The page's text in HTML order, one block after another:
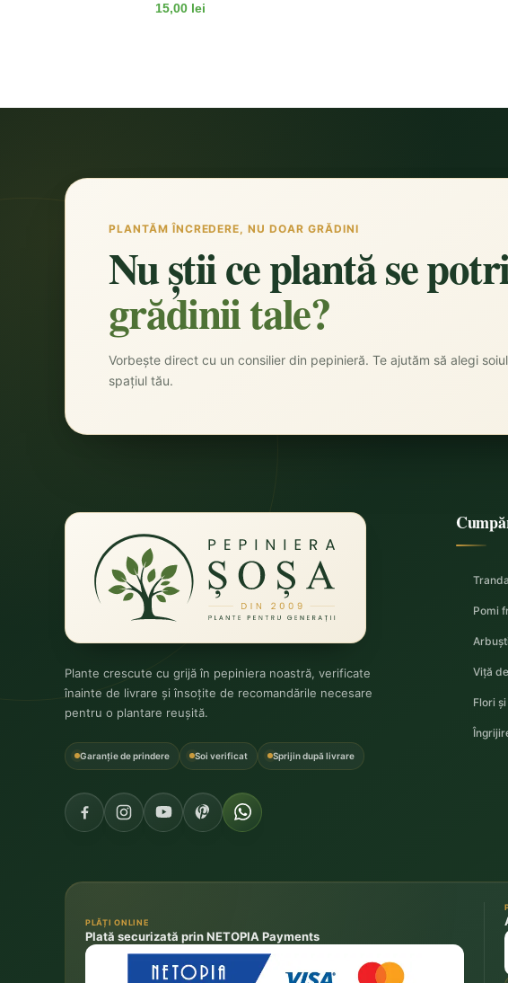
15,00 lei
PLANTĂM ÎNCREDERE, NU DOAR GRĂDINI
Nu știi ce plantă se
grădinii tale?
Vorbește direct cu un consilier din pepinieră. Te ajutăm să alegi
spațiul tău.
Plante crescute cu grijă în pepiniera noastră, verificate
înainte de livrare și însoțite de recomandările necesare
pentru o plantare reușită.
Garanție de prindere Soi verificat Sprijin după livrare
Pomi
Viță
Flori
PLĂȚI ONLINE
Plată securizată prin NETOPIA Payments